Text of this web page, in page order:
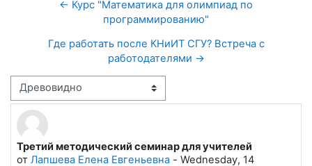
← Курс "Математика для олимпиад по
программированию"
Где работать после КНиИТ СГУ? Встреча с
работодателями →
Режим отображения
Третий методический семинар для учителей
от Лапшева Елена Евгеньевна - Wednesday, 14
Количество ответов: 0